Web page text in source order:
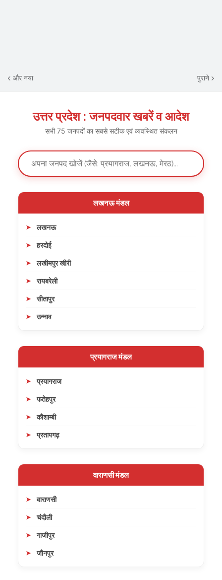
और नया पुराने
उत्तर प्रदेश : जनपदवार खबरें व आदेश
सभी 75 जनपदों का सबसे सटीक एवं व्यवस्थित संकलन
लखनऊ मंडल
लखनऊ
हरदोई
लखीमपुर खीरी
रायबरेली
सीतापुर
उन्नाव
प्रयागराज मंडल
प्रयागराज
फतेहपुर
कौशाम्बी
प्रतापगढ़
वाराणसी मंडल
वाराणसी
चंदौली
गाजीपुर
जौनपुर